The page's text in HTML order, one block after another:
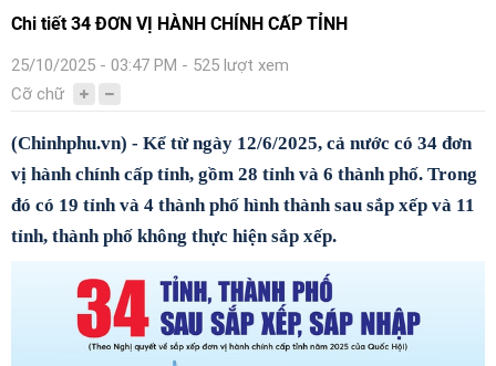
Chi tiết 34 ĐƠN VỊ HÀNH CHÍNH CẤP TỈNH
25/10/2025 - 03:47 PM - 525 lượt xem
Cỡ chữ
(Chinhphu.vn) - Kể từ ngày 12/6/2025, cả nước có 34 đơn
vị hành chính cấp tỉnh, gồm 28 tỉnh và 6 thành phố. Trong
đó có 19 tỉnh và 4 thành phố hình thành sau sắp xếp và 11
tỉnh, thành phố không thực hiện sắp xếp.